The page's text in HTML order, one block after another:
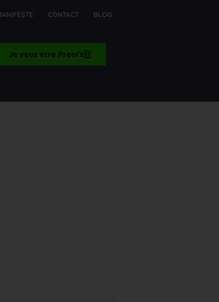
CONTACT BLOG
Je veux être Prem's